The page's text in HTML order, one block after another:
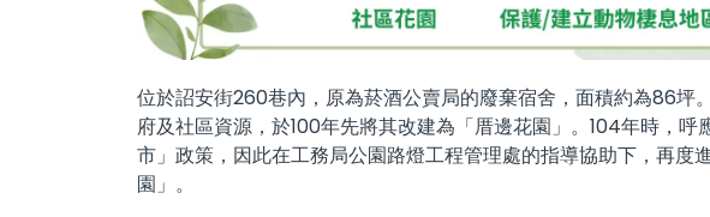
位於詔安街260巷內，原為菸酒公賣局的廢棄宿舍，面積約為86坪
府及社區資源，於100年先將其改建為「厝邊花園」。104年時，
市」政策，因此在工務局公園路燈工程管理處的指導協助下，再度
園」。